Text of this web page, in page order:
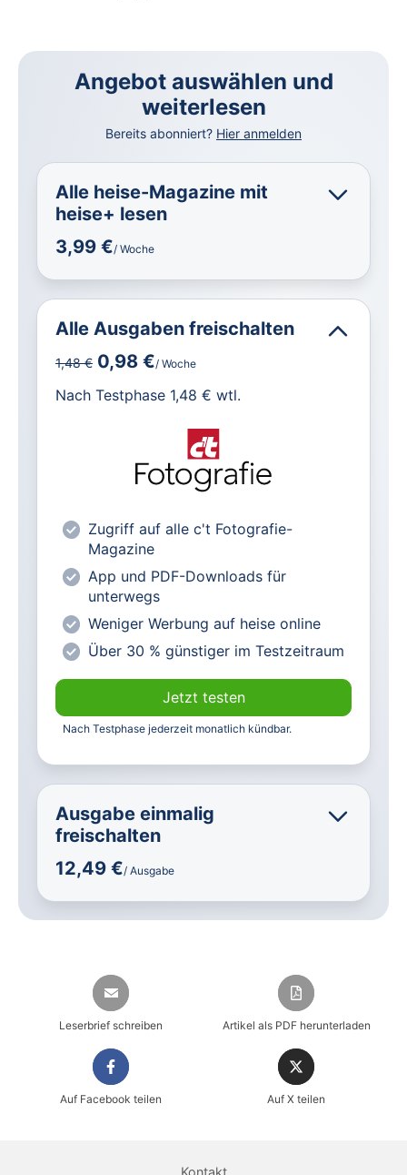
Angebot auswählen und
weiterlesen
Bereits abonniert? Hier anmelden
Alle heise-Magazine mit
heise+ lesen
3,99 €/ Woche
Alle exklusiven heise+ Artikel frei
zugänglich
lesen
Vorteilspreis für Magazin-
Abonnenten
Alle Ausgaben freischalten
1,48 € 0,98 €/ Woche
Nach Testphase 1,48 € wtl.
Zugriff auf alle c't Fotografie-
Magazine
App und PDF-Downloads für
unterwegs
Weniger Werbung auf heise online
Über 30 % günstiger im Testzeitraum
Jetzt testen
Nach Testphase jederzeit monatlich kündbar.
Ausgabe einmalig
freischalten
12,49 €/ Ausgabe
Magazin direkt im Browser lesen
Leserbrief schreiben Artikel als PDF herunterladen
Auf Facebook teilen Auf X teilen
Kontakt